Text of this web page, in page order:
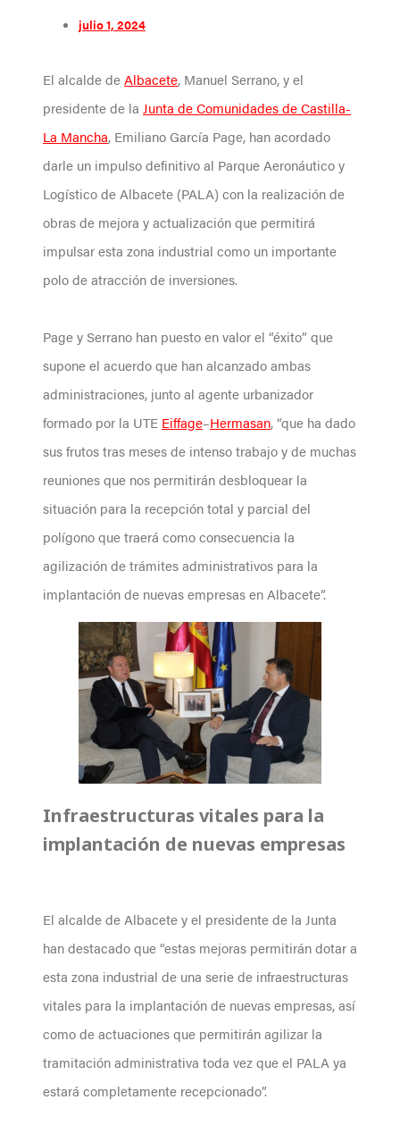
julio 1, 2024
El alcalde deAlbacete, Manuel Serrano, y el
presidente de la Junta de Comunidades de Castilla-
La Mancha, Emiliano García Page, han acordado
darle un impulso definitivo al Parque Aeronáutico y
Logístico de Albacete (PALA) con la realización de
obras de mejora y actualización que permitirá
impulsar esta zona industrial como un importante
polo de atracción de inversiones.
Page y Serrano han puesto en valor el “éxito” que
supone el acuerdo que han alcanzado ambas
administraciones, junto al agente urbanizador
formado por la UTE Eiffage–Hermasan, “que ha dado
sus frutos tras meses de intenso trabajo y de muchas
reuniones que nos permitirán desbloquear la
situación para la recepción total y parcial del
polígono que traerá como consecuencia la
agilización de trámites administrativos para la
implantación de nuevas empresas en Albacete”.
Infraestructuras vitales para la
implantación de nuevas empresas
El alcalde de Albacete y el presidente de la Junta
han destacado que “estas mejoras permitirán dotar a
esta zona industrial de una serie de infraestructuras
vitales para la implantación de nuevas empresas, así
como de actuaciones que permitirán agilizar la
tramitación administrativa toda vez que el PALA ya
estará completamente recepcionado”.